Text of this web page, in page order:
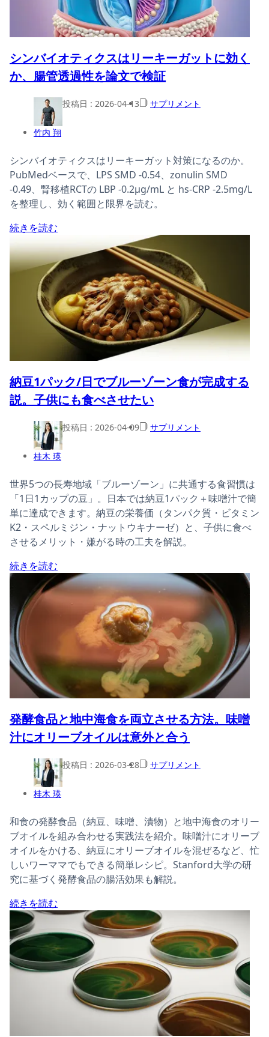
シンバイオティクスはリーキーガットに効く
か、腸管透過性を論文で検証
竹内 翔
投稿日 : 2026-04-13 サプリメント
シンバイオティクスはリーキーガット対策になるのか。
PubMedベースで、LPS SMD -0.54、zonulin SMD
-0.49、腎移植RCTの LBP -0.2µg/mL と hs-CRP -2.5mg/L
を整理し、効く範囲と限界を読む。
続きを読む
納豆1パック/日でブルーゾーン食が完成する
説。子供にも食べさせたい
桂木 瑛
投稿日 : 2026-04-09 サプリメント
世界5つの長寿地域「ブルーゾーン」に共通する食習慣は
「1日1カップの豆」。日本では納豆1パック＋味噌汁で簡
単に達成できます。納豆の栄養価（タンパク質・ビタミン
K2・スペルミジン・ナットウキナーゼ）と、子供に食べ
させるメリット・嫌がる時の工夫を解説。
続きを読む
発酵食品と地中海食を両立させる方法。味噌
汁にオリーブオイルは意外と合う
桂木 瑛
投稿日 : 2026-03-28 サプリメント
和食の発酵食品（納豆、味噌、漬物）と地中海食のオリー
ブオイルを組み合わせる実践法を紹介。味噌汁にオリーブ
オイルをかける、納豆にオリーブオイルを混ぜるなど、忙
しいワーママでもできる簡単レシピ。Stanford大学の研
究に基づく発酵食品の腸活効果も解説。
続きを読む